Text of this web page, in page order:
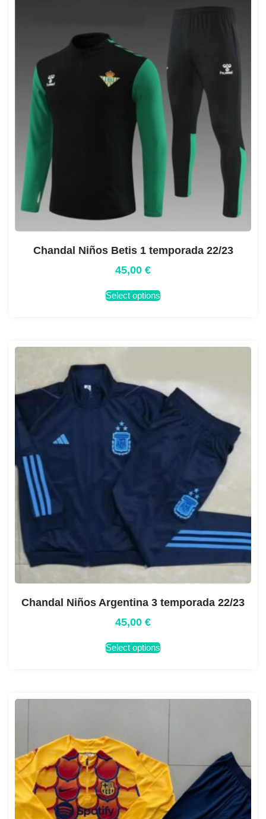
Chandal Niños Betis 1 temporada 22/23
45,00 €
Select options
Chandal Niños Argentina 3 temporada 22/23
45,00 €
Select options